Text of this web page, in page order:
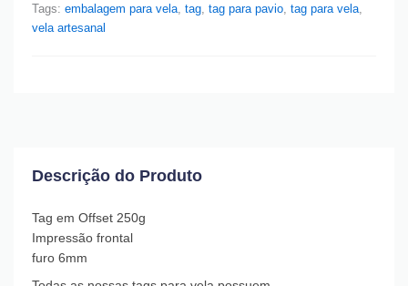
Tags: embalagem para vela tag tag para pavio tag para vela
vela artesanal
Descrição do Produto
Tag em Offset 250g
Impressão frontal
furo 6mm